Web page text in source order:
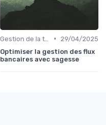
•
29/04/2025
Optimiser la gestion des flux
bancaires avec sagesse